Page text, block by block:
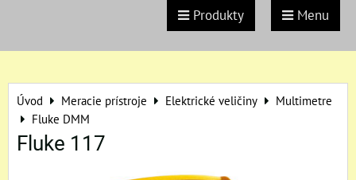
Produkty Menu
Úvod Meracie prístroje Elektrické veličiny
Multimetre
Fluke DMM
Fluke 117